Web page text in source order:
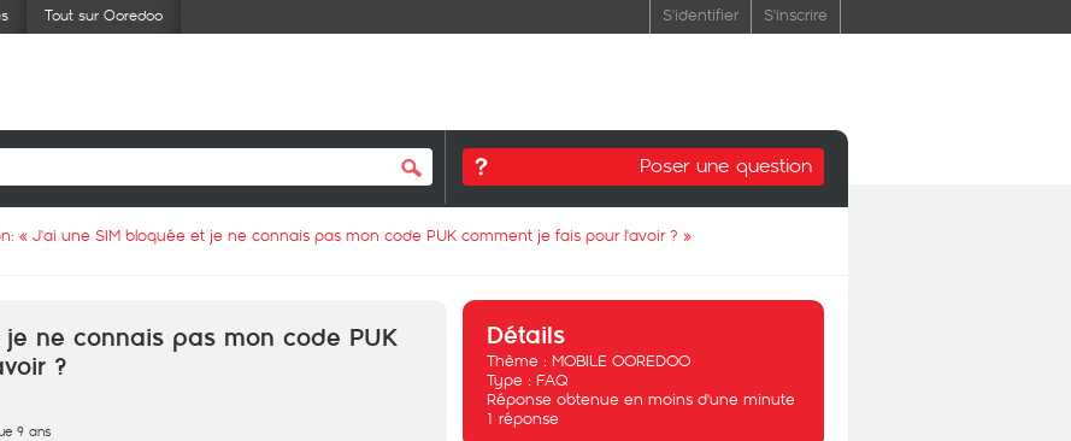
Tout sur Ooredoo S'identifier S'inscrire
Poser une question
« J'ai une SIM bloquée et je ne connais pas mon code PUK comment je fais pour l'avoir ? »
ne connais pas mon code PUK
?
9 ans
Détails
Thème : MOBILE OOREDOO
Type : FAQ
Réponse obtenue en moins d'une minute
1 réponse